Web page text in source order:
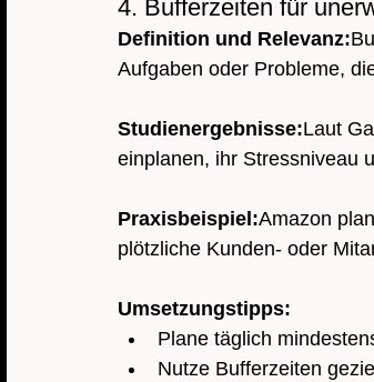
4. Bufferzeiten für
Definition und Relevanz:
Aufgaben oder Probleme,
Studienergebnisse:Laut
einplanen, ihr Stressniveau
Praxisbeispiel:Amazon
plötzliche Kunden- oder
Umsetzungstipps:
Plane täglich
Nutze Bufferzeiten